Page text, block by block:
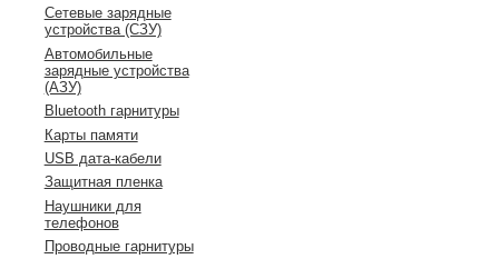
Сетевые зарядные
устройства (СЗУ)
Автомобильные
зарядные устройства
(АЗУ)
Bluetooth гарнитуры
Карты памяти
USB дата-кабели
Защитная пленка
Наушники для
телефонов
Проводные гарнитуры